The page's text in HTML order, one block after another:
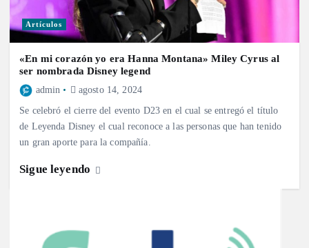
Artículos
«En mi corazón yo era Hanna Montana» Miley Cyrus al
ser nombrada Disney legend
admin agosto 14, 2024
Se celebró el cierre del evento D23 en el cual se entregó el título
de Leyenda Disney el cual reconoce a las personas que han tenido
un gran aporte para la compañía.
Sigue leyendo